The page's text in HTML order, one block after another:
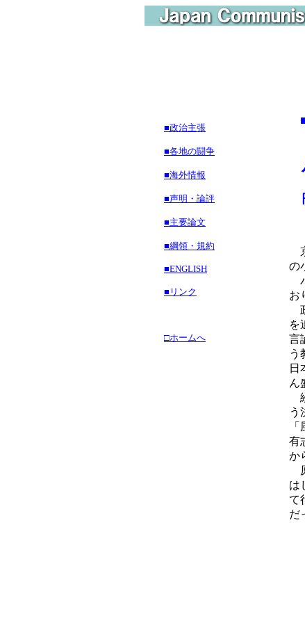
■政治主張
■各地の闘争
■海外情報
■声明・論評
■主要論文
■綱領・規約
■ENGLISH
■リンク
□ホームへ
の
お
を
言
う
日
ん
う
有
か
は
て
だ